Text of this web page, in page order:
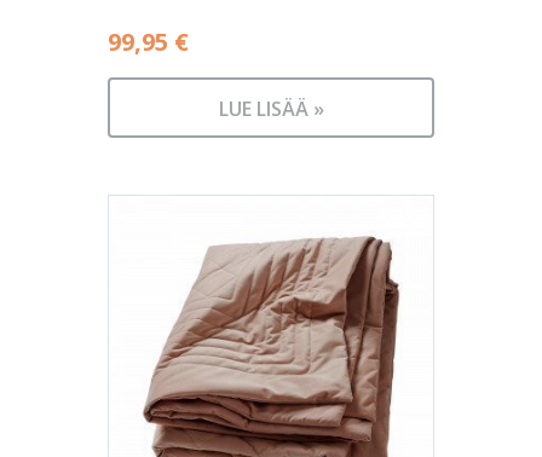
99,95 €
LUE LISÄÄ »